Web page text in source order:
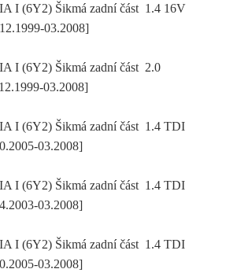
I (6Y2) Šikmá zadní část 1.4 16V
03.2008]
I (6Y2) Šikmá zadní část 2.0
03.2008]
I (6Y2) Šikmá zadní část 1.4 TDI
03.2008]
I (6Y2) Šikmá zadní část 1.4 TDI
03.2008]
I (6Y2) Šikmá zadní část 1.4 TDI
03.2008]